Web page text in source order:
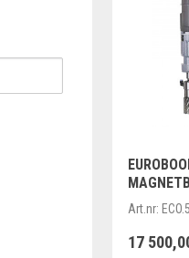
Art.nr:
17